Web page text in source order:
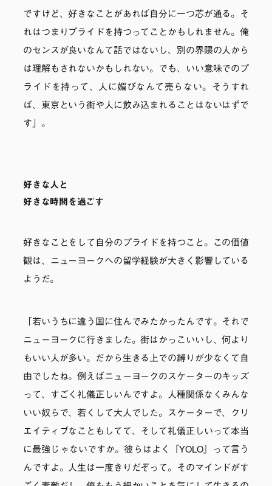
ですけど、好きなことがあれば自分に一つ芯が通る。そ
れはつまりプライドを持つってことかもしれません。俺
のセンスが良いなんて話ではないし、別の界隈の人から
は理解もされないかもしれない。でも、いい意味でのプ
ライドを持って、人に媚びなんて売らない。そうすれ
ば、東京という街や人に飲み込まれることはないはずで
す」。
好きな人と
好きな時間を過ごす
好きなことをして自分のプライドを持つこと。この価値
観は、ニューヨークへの留学経験が大きく影響している
ようだ。
「若いうちに違う国に住んでみたかったんです。それで
ニューヨークに行きました。街はかっこいいし、何より
もいい人が多い。だから生きる上での縛りが少なくて自
由でしたね。例えばニューヨークのスケーターのキッズ
って、すごく礼儀正しいんですよ。人種関係なくみんな
いい奴らで、若くして大人でした。スケーターで、クリ
エイティブなこともしてて、そして礼儀正しいって本当
に最強じゃないですか。彼らはよく『YOLO』って言う
んですよ。人生は一度きりだぞって。そのマインドがす